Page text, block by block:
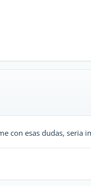
con esas dudas, seria